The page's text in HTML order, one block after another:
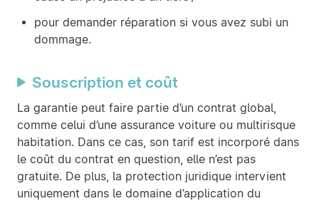
pour demander réparation si vous avez subi un
dommage.
Souscription et coût
La garantie peut faire partie d’un contrat global,
comme celui d’une assurance voiture ou multirisque
habitation. Dans ce cas, son tarif est incorporé dans
le coût du contrat en question, elle n’est pas
gratuite. De plus, la protection juridique intervient
uniquement dans le domaine d’application du